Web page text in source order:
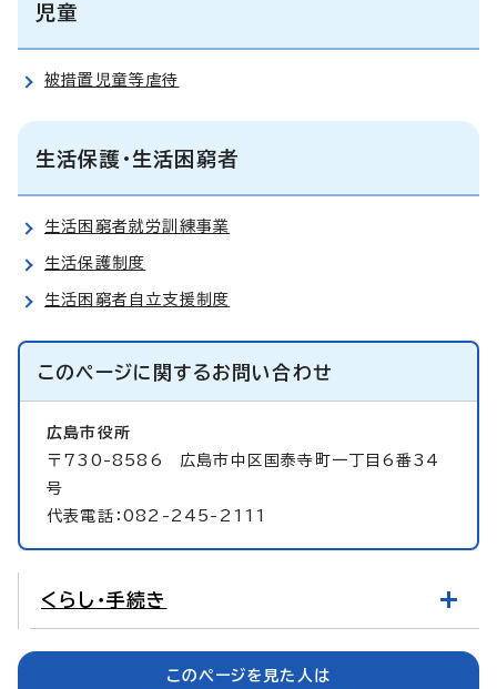
児童
被措置児童等虐待
生活保護・生活困窮者
生活困窮者就労訓練事業
生活保護制度
生活困窮者自立支援制度
このページに関するお問い合わせ
広島市役所
〒730-8586 広島市中区国泰寺町一丁目6番34
号
代表電話：082-245-2111
くらし・手続き
このページを見た人は